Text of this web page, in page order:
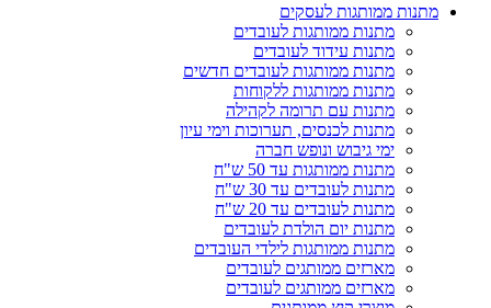
מתנות ממותגות לעסקים
מתנות ממותגות לעובדים
מתנות עידוד לעובדים
מתנות ממותגות לעובדים חדשים
מתנות ממותגות ללקוחות
מתנות עם תרומה לקהילה
מתנות לכנסים, תערוכות וימי עיון
ימי גיבוש ונופש חברה
מתנות ממותגות עד 50 ש"ח
מתנות לעובדים עד 30 ש"ח
מתנות לעובדים עד 20 ש"ח
מתנות יום הולדת לעובדים
מתנות ממותגות לילדי העובדים
מארזים ממותגים לעובדים
מארזים ממותגים לעובדים